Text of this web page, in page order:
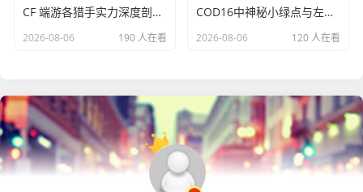
CF 端游各猎手实力深度剖析，究竟哪个猎手更强？
2026-08-06 190 人在看
COD16中神秘小绿点与左侧黄色感叹号揭秘
2026-08-06 120 人在看